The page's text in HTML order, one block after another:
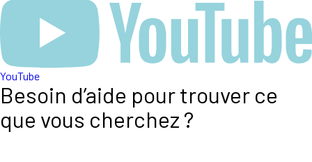
YouTube
Besoin d’aide pour trouver ce
que vous cherchez ?